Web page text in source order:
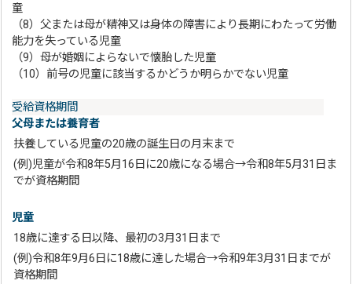
童
（8）父または母が精神又は身体の障害により長期にわたって労働
能力を失っている児童
（9）母が婚姻によらないで懐胎した児童
（10）前号の児童に該当するかどうか明らかでない児童
受給資格期間
父母または養育者
扶養している児童の20歳の誕生日の月末まで
(例)児童が令和8年5月16日に20歳になる場合→令和8年5月31日ま
でが資格期間
児童
18歳に達する日以降、最初の3月31日まで
(例)令和8年9月6日に18歳に達した場合→令和9年3月31日までが
資格期間